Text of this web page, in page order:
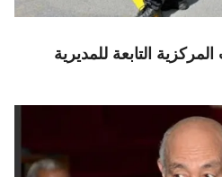
التابعة للمديرية